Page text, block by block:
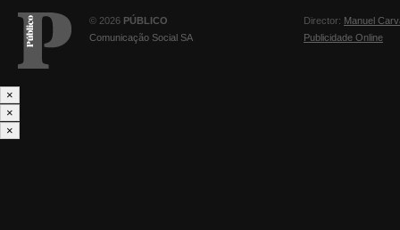
© 2026 PÚBLICO
Comunicação Social SA
Director: Manuel
Publicidade Online
×
×
×